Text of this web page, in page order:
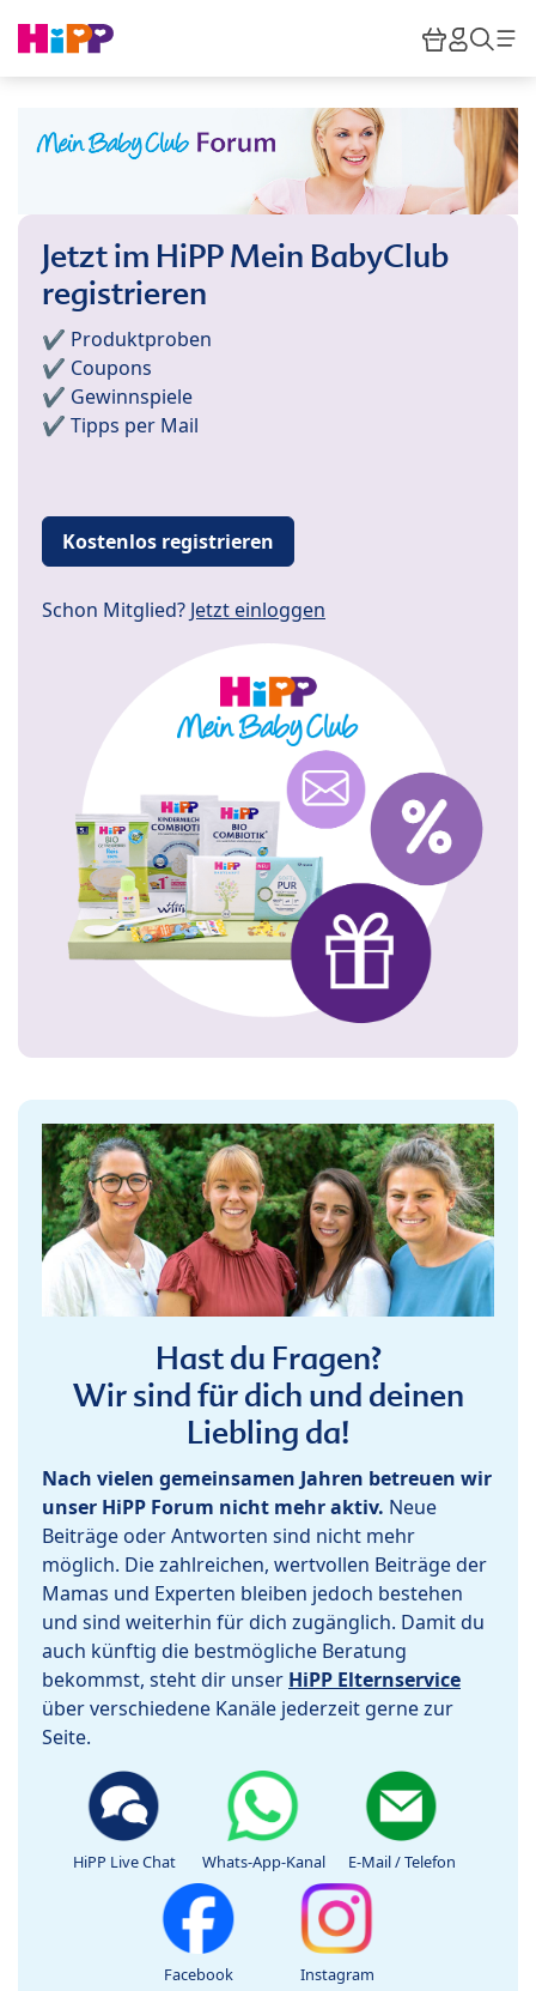
HiPP
Jetzt im HiPP Mein BabyClub
registrieren
✔️ Produktproben
✔️ Coupons
✔️ Gewinnspiele
✔️ Tipps per Mail
Kostenlos registrieren
Schon Mitglied? Jetzt einloggen
Hast du Fragen?
Wir sind für dich und deinen
Liebling da!
Nach vielen gemeinsamen Jahren betreuen wir
unser HiPP Forum nicht mehr aktiv. Neue
Beiträge oder Antworten sind nicht mehr
möglich. Die zahlreichen, wertvollen Beiträge der
Mamas und Experten bleiben jedoch bestehen
und sind weiterhin für dich zugänglich. Damit du
auch künftig die bestmögliche Beratung
bekommst, steht dir unser HiPP Elternservice
über verschiedene Kanäle jederzeit gerne zur
Seite.
HiPP Live Chat Whats-App-Kanal E-Mail / Telefon
Facebook Instagram